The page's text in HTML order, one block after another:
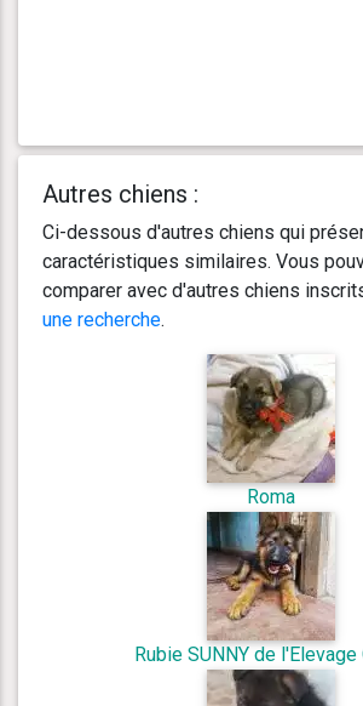
Autres chiens :
Ci-dessous d'autres chiens qui
caractéristiques similaires. Vous
comparer avec d'autres chiens
une recherche.
Roma
Rubie SUNNY de l'Elevage